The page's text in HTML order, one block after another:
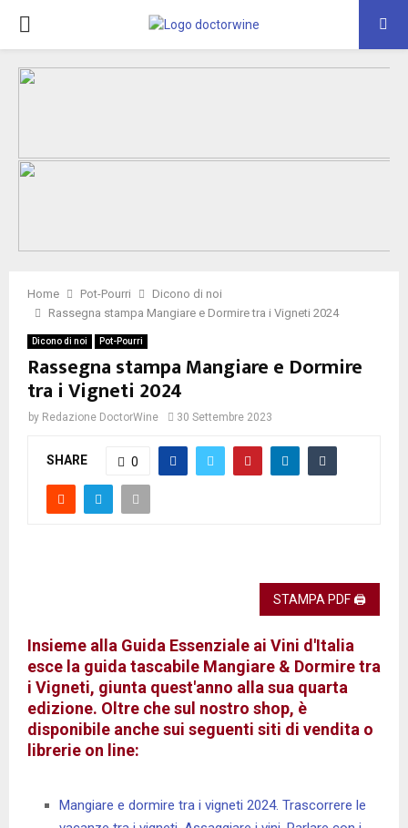
PRIMARY
MENU
Home Pot-Pourri
Dicono di noi
Rassegna stampa Mangiare e Dormire tra i Vigneti 2024
Dicono di noi Pot-Pourri
Rassegna stampa Mangiare e Dormire
tra i Vigneti 2024
by Redazione DoctorWine 30 Settembre 2023
SHARE 0
STAMPA PDF 🖨
Insieme alla Guida Essenziale ai Vini d'Italia
esce la guida tascabile Mangiare & Dormire tra
i Vigneti, giunta quest'anno alla sua quarta
edizione. Oltre che sul nostro shop, è
disponibile anche sui seguenti siti di vendita o
librerie on line:
Mangiare e dormire tra i vigneti 2024. Trascorrere le